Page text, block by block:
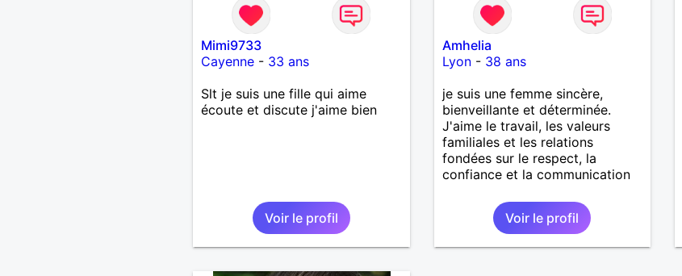
Mimi9733
Cayenne- 33 ans
Slt je suis une fille qui aime
écoute et discute j'aime bien
Voir le profil
Amhelia
Lyon- 38 ans
je suis une femme sincère,
bienveillante et déterminée.
J'aime le travail, les valeurs
familiales et les relations
fondées sur le respect, la
confiance et la communication
Voir le profil